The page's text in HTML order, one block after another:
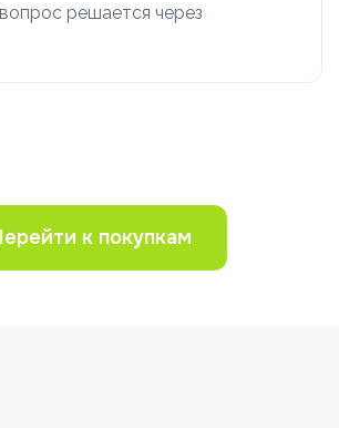
решается через
к покупкам